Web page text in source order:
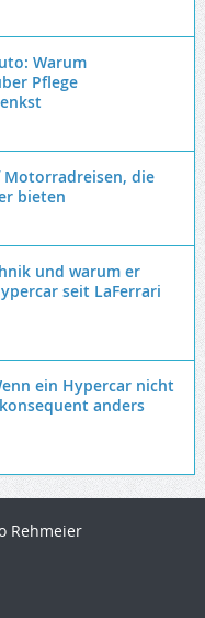
Warum
Pflege
Motorradreisen, die
bieten
und warum er
seit LaFerrari
ein Hypercar nicht
anders
Rehmeier